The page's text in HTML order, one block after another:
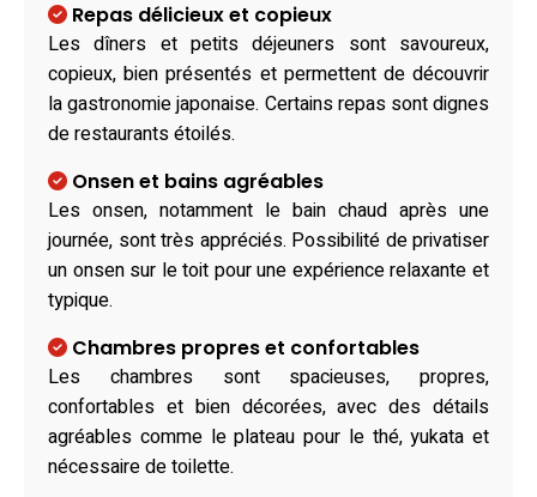
Repas délicieux et copieux
Les dîners et petits déjeuners sont savoureux,
copieux, bien présentés et permettent de découvrir
la gastronomie japonaise. Certains repas sont dignes
de restaurants étoilés.
Onsen et bains agréables
Les onsen, notamment le bain chaud après une
journée, sont très appréciés. Possibilité de privatiser
un onsen sur le toit pour une expérience relaxante et
typique.
Chambres propres et confortables
Les chambres sont spacieuses, propres,
confortables et bien décorées, avec des détails
agréables comme le plateau pour le thé, yukata et
nécessaire de toilette.